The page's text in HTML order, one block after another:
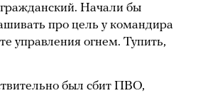
Начали бы
про цель у командира
управления огнем. Тупить,
был сбит ПВО,